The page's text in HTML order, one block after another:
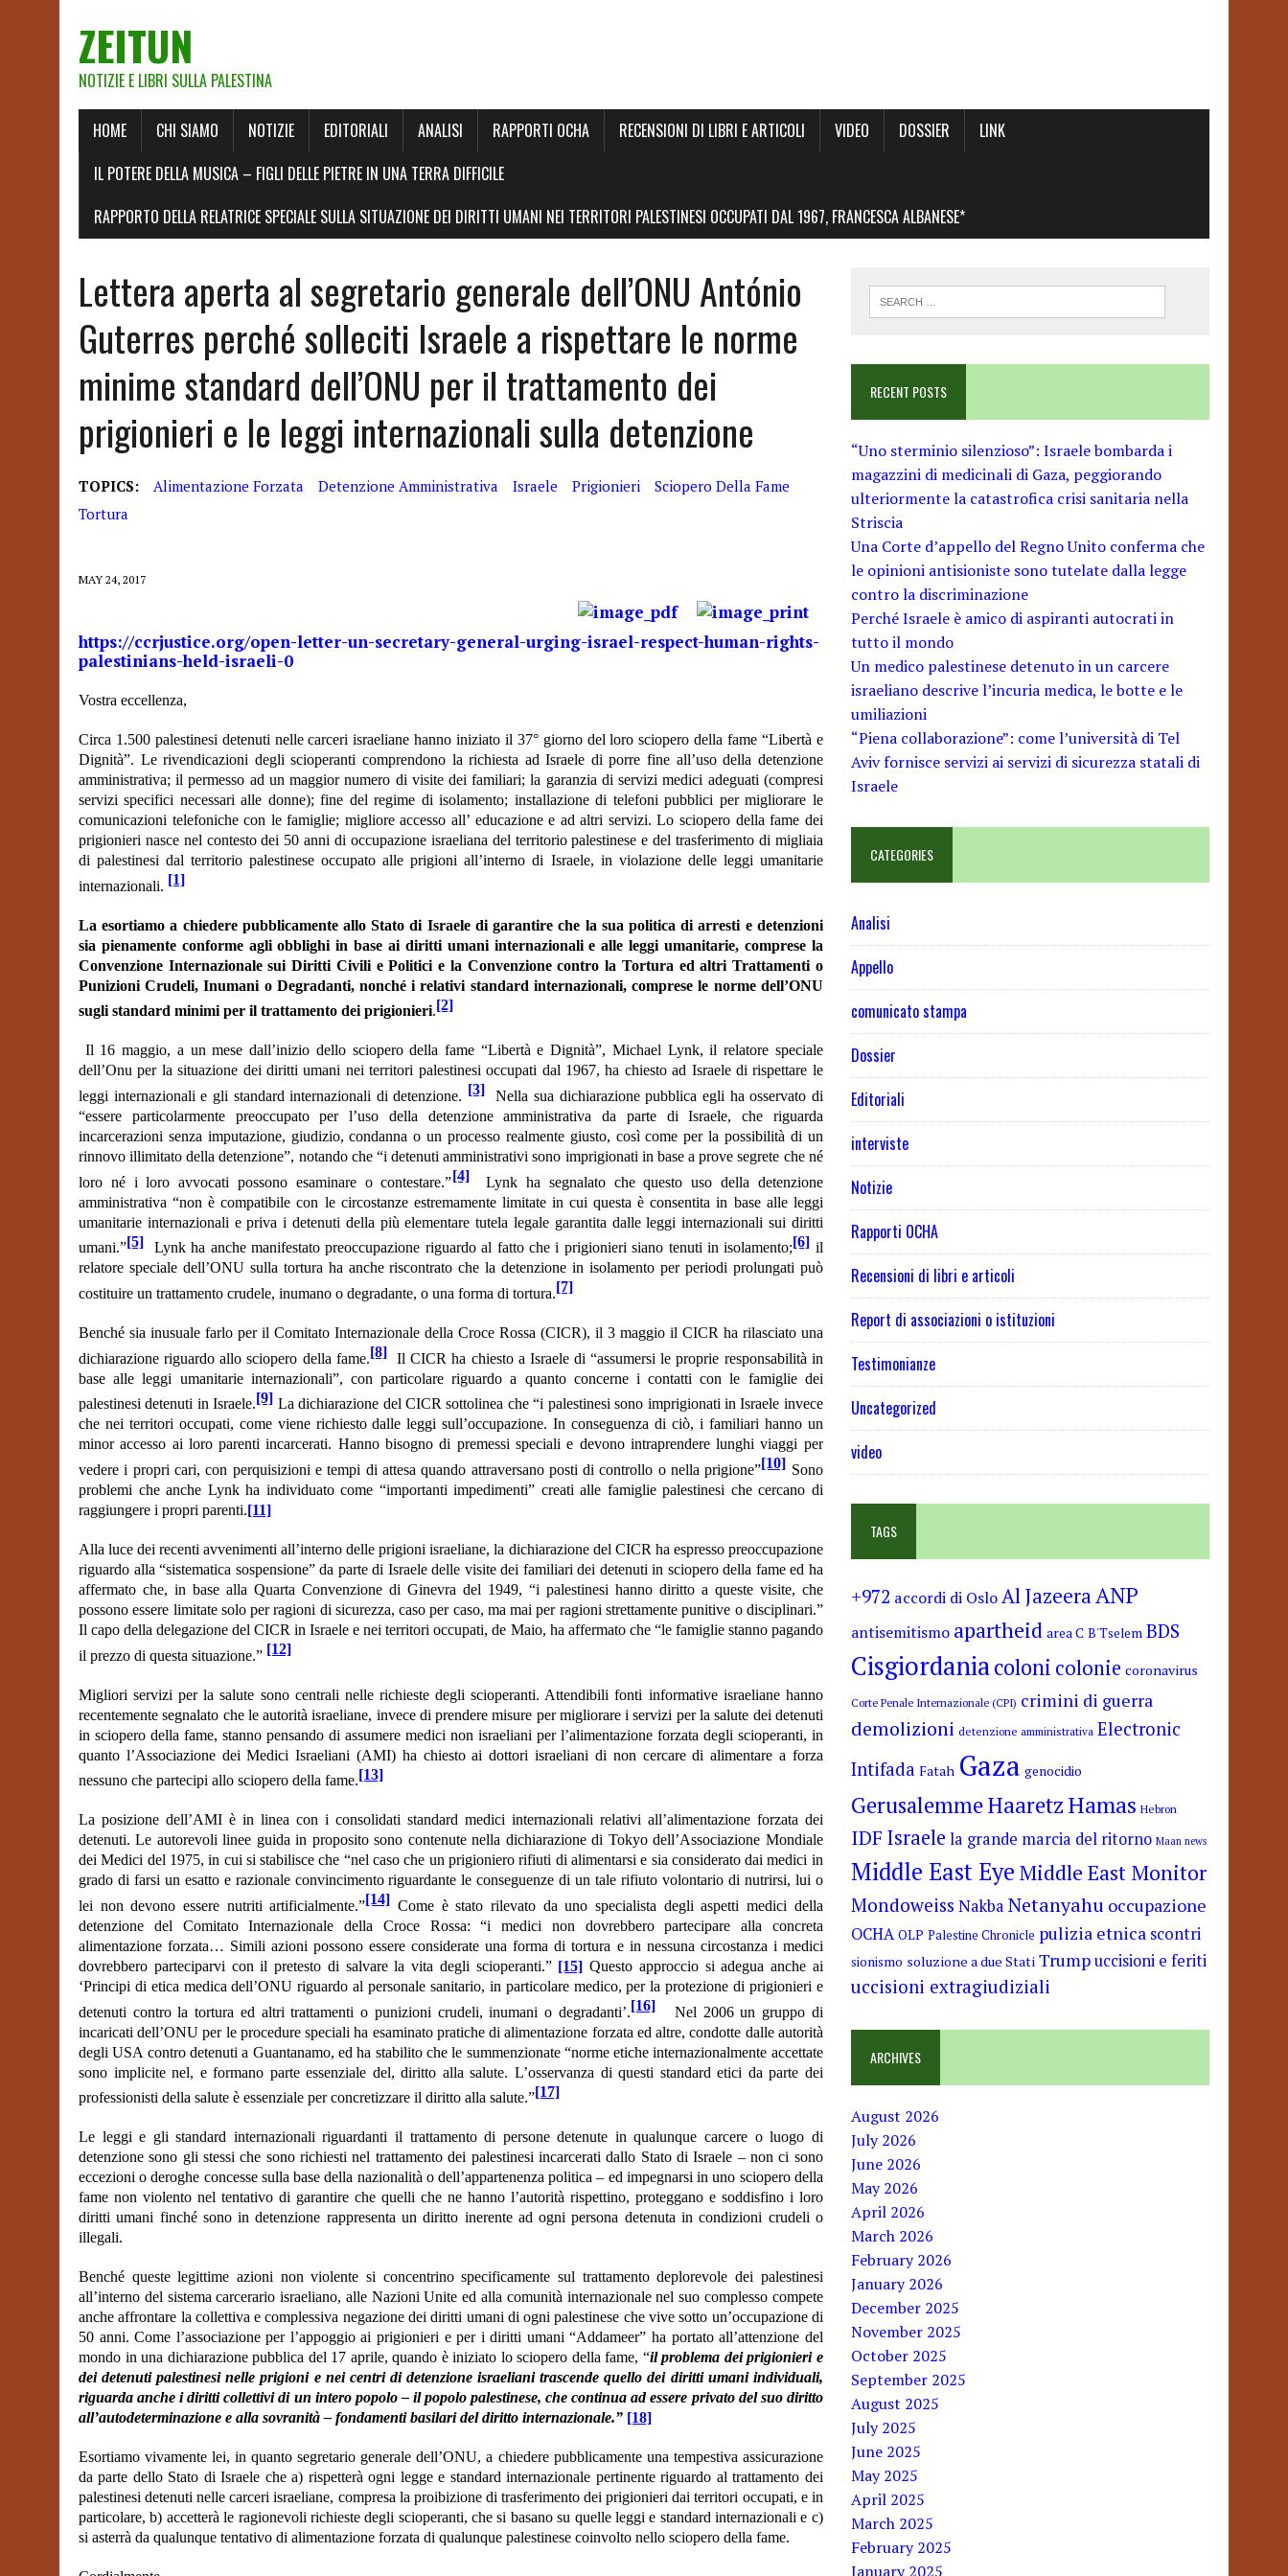
ZEITUN
NOTIZIE E LIBRI SULLA PALESTINA
HOME CHI SIAMO NOTIZIE EDITORIALI ANALISI RAPPORTI OCHA RECENSIONI DI LIBRI E ARTICOLI VIDEO DOSSIER
LINK
IL POTERE DELLA MUSICA – FIGLI DELLE PIETRE IN UNA TERRA DIFFICILE
RAPPORTO DELLA RELATRICE SPECIALE SULLA SITUAZIONE DEI DIRITTI UMANI NEI TERRITORI PALESTINESI OCCUPATI DAL 1967, FRANCESCA ALBANESE*
Lettera aperta al segretario generale dell’ONU António
Guterres perché solleciti Israele a rispettare le norme
minime standard dell’ONU per il trattamento dei
prigionieri e le leggi internazionali sulla detenzione
TOPICS: Alimentazione Forzata Detenzione Amministrativa Israele Prigionieri
Sciopero Della Fame
Tortura
MAY 24, 2017
https://ccrjustice.org/open-letter-un-secretary-general-urging-israel-respect-human-rights-
palestinians-held-israeli-0
Vostra eccellenza,
Circa 1.500 palestinesi detenuti nelle carceri israeliane hanno iniziato il 37° giorno del loro sciopero della fame “Libertà e
Dignità”. Le rivendicazioni degli scioperanti comprendono la richiesta ad Israele di porre fine all’uso della detenzione
amministrativa; il permesso ad un maggior numero di visite dei familiari; la garanzia di servizi medici adeguati (compresi
servizi specifici necessari alle donne); fine del regime di isolamento; installazione di telefoni pubblici per migliorare le
comunicazioni telefoniche con le famiglie; migliore accesso all’ educazione e ad altri servizi. Lo sciopero della fame dei
prigionieri nasce nel contesto dei 50 anni di occupazione israeliana del territorio palestinese e del trasferimento di migliaia
di palestinesi dal territorio palestinese occupato alle prigioni all’interno di Israele, in violazione delle leggi umanitarie
internazionali. [1]
La esortiamo a chiedere pubblicamente allo Stato di Israele di garantire che la sua politica di arresti e detenzioni
sia pienamente conforme agli obblighi in base ai diritti umani internazionali e alle leggi umanitarie, comprese la
Convenzione Internazionale sui Diritti Civili e Politici e la Convenzione contro la Tortura ed altri Trattamenti o
Punizioni Crudeli, Inumani o Degradanti, nonché i relativi standard internazionali, comprese le norme dell’ONU
sugli standard minimi per il trattamento dei prigionieri.[2]
Il 16 maggio, a un mese dall’inizio dello sciopero della fame “Libertà e Dignità”, Michael Lynk, il relatore speciale
dell’Onu per la situazione dei diritti umani nei territori palestinesi occupati dal 1967, ha chiesto ad Israele di rispettare le
leggi internazionali e gli standard internazionali di detenzione. [3] Nella sua dichiarazione pubblica egli ha osservato di
“essere particolarmente preoccupato per l’uso della detenzione amministrativa da parte di Israele, che riguarda
incarcerazioni senza imputazione, giudizio, condanna o un processo realmente giusto, così come per la possibilità di un
rinnovo illimitato della detenzione”, notando che “i detenuti amministrativi sono imprigionati in base a prove segrete che né
loro né i loro avvocati possono esaminare o contestare.”[4]Lynk ha segnalato che questo uso della detenzione
amministrativa “non è compatibile con le circostanze estremamente limitate in cui questa è consentita in base alle leggi
umanitarie internazionali e priva i detenuti della più elementare tutela legale garantita dalle leggi internazionali sui diritti
umani.”[5] Lynk ha anche manifestato preoccupazione riguardo al fatto che i prigionieri siano tenuti in isolamento;[6] il
relatore speciale dell’ONU sulla tortura ha anche riscontrato che la detenzione in isolamento per periodi prolungati può
costituire un trattamento crudele, inumano o degradante, o una forma di tortura.[7]
Benché sia inusuale farlo per il Comitato Internazionale della Croce Rossa (CICR), il 3 maggio il CICR ha rilasciato una
dichiarazione riguardo allo sciopero della fame.[8]Il CICR ha chiesto a Israele di “assumersi le proprie responsabilità in
base alle leggi umanitarie internazionali”, con particolare riguardo a quanto concerne i contatti con le famiglie dei
palestinesi detenuti in Israele.[9] La dichiarazione del CICR sottolinea che “i palestinesi sono imprigionati in Israele invece
che nei territori occupati, come viene richiesto dalle leggi sull’occupazione. In conseguenza di ciò, i familiari hanno un
minor accesso ai loro parenti incarcerati. Hanno bisogno di premessi speciali e devono intraprendere lunghi viaggi per
vedere i propri cari, con perquisizioni e tempi di attesa quando attraversano posti di controllo o nella prigione”[10] Sono
problemi che anche Lynk ha individuato come “importanti impedimenti” creati alle famiglie palestinesi che cercano di
raggiungere i propri parenti.[11]
Alla luce dei recenti avvenimenti all’interno delle prigioni israeliane, la dichiarazione del CICR ha espresso preoccupazione
riguardo alla “sistematica sospensione” da parte di Israele delle visite dei familiari dei detenuti in sciopero della fame ed ha
affermato che, in base alla Quarta Convenzione di Ginevra del 1949, “i palestinesi hanno diritto a queste visite, che
possono essere limitate solo per ragioni di sicurezza, caso per caso, ma mai per ragioni strettamente punitive o disciplinari.”
Il capo della delegazione del CICR in Israele e nei territori occupati, de Maio, ha affermato che “le famiglie stanno pagando
il prezzo di questa situazione.” [12]
Migliori servizi per la salute sono centrali nelle richieste degli scioperanti. Attendibili fonti informative israeliane hanno
recentemente segnalato che le autorità israeliane, invece di prendere misure per migliorare i servizi per la salute dei detenuti
in sciopero della fame, stanno pensando di assumere medici non israeliani per l’alimentazione forzata degli scioperanti, in
quanto l’Associazione dei Medici Israeliani (AMI) ha chiesto ai dottori israeliani di non cercare di alimentare a forza
nessuno che partecipi allo sciopero della fame.[13]
La posizione dell’AMI è in linea con i consolidati standard medici internazionali relativi all’alimentazione forzata dei
detenuti. Le autorevoli linee guida in proposito sono contenute nella dichiarazione di Tokyo dell’Associazione Mondiale
dei Medici del 1975, in cui si stabilisce che “nel caso che un prigioniero rifiuti di alimentarsi e sia considerato dai medici in
grado di farsi un esatto e razionale convincimento riguardante le conseguenze di un tale rifiuto volontario di nutrirsi, lui o
lei non devono essere nutriti artificialmente.”[14] Come è stato rilevato da uno specialista degli aspetti medici della
detenzione del Comitato Internazionale della Croce Rossa: “i medici non dovrebbero partecipare alla concreta
alimentazione forzata… Simili azioni possono essere considerate una forma di tortura e in nessuna circostanza i medici
dovrebbero parteciparvi con il pretesto di salvare la vita degli scioperanti.” [15] Questo approccio si adegua anche ai
‘Principi di etica medica dell’ONU riguardo al personale sanitario, in particolare medico, per la protezione di prigionieri e
detenuti contro la tortura ed altri trattamenti o punizioni crudeli, inumani o degradanti’.[16]Nel 2006 un gruppo di
incaricati dell’ONU per le procedure speciali ha esaminato pratiche di alimentazione forzata ed altre, condotte dalle autorità
degli USA contro detenuti a Guantanamo, ed ha stabilito che le summenzionate “norme etiche internazionalmente accettate
sono implicite nel, e formano parte essenziale del, diritto alla salute. L’osservanza di questi standard etici da parte dei
professionisti della salute è essenziale per concretizzare il diritto alla salute.”[17]
Le leggi e gli standard internazionali riguardanti il trattamento di persone detenute in qualunque carcere o luogo di
detenzione sono gli stessi che sono richiesti nel trattamento dei palestinesi incarcerati dallo Stato di Israele – non ci sono
eccezioni o deroghe concesse sulla base della nazionalità o dell’appartenenza politica – ed impegnarsi in uno sciopero della
fame non violento nel tentativo di garantire che quelli che ne hanno l’autorità rispettino, proteggano e soddisfino i loro
diritti umani finché sono in detenzione rappresenta un diritto inerente ad ogni persona detenuta in condizioni crudeli o
illegali.
Benché queste legittime azioni non violente si concentrino specificamente sul trattamento deplorevole dei palestinesi
all’interno del sistema carcerario israeliano, alle Nazioni Unite ed alla comunità internazionale nel suo complesso compete
anche affrontare la collettiva e complessiva negazione dei diritti umani di ogni palestinese che vive sotto un’occupazione di
50 anni. Come l’associazione per l’appoggio ai prigionieri e per i diritti umani “Addameer” ha portato all’attenzione del
mondo in una dichiarazione pubblica del 17 aprile, quando è iniziato lo sciopero della fame, “il problema dei prigionieri e
dei detenuti palestinesi nelle prigioni e nei centri di detenzione israeliani trascende quello dei diritti umani individuali,
riguarda anche i diritti collettivi di un intero popolo – il popolo palestinese, che continua ad essere privato del suo diritto
all’autodeterminazione e alla sovranità – fondamenti basilari del diritto internazionale.” [18]
Esortiamo vivamente lei, in quanto segretario generale dell’ONU, a chiedere pubblicamente una tempestiva assicurazione
da parte dello Stato di Israele che a) rispetterà ogni legge e standard internazionale pertinente riguardo al trattamento dei
palestinesi detenuti nelle carceri israeliane, compresa la proibizione di trasferimento dei prigionieri dai territori occupati, e in
particolare, b) accetterà le ragionevoli richieste degli scioperanti, che si basano su quelle leggi e standard internazionali e c)
si asterrà da qualunque tentativo di alimentazione forzata di qualunque palestinese coinvolto nello sciopero della fame.
RECENT POSTS
“Uno sterminio silenzioso”: Israele bombarda i
magazzini di medicinali di Gaza, peggiorando
ulteriormente la catastrofica crisi sanitaria nella
Striscia
Una Corte d’appello del Regno Unito conferma che
le opinioni antisioniste sono tutelate dalla legge
contro la discriminazione
Perché Israele è amico di aspiranti autocrati in
tutto il mondo
Un medico palestinese detenuto in un carcere
israeliano descrive l’incuria medica, le botte e le
umiliazioni
“Piena collaborazione”: come l’università di Tel
Aviv fornisce servizi ai servizi di sicurezza statali di
Israele
CATEGORIES
Analisi
Appello
comunicato stampa
Dossier
Editoriali
interviste
Notizie
Rapporti OCHA
Recensioni di libri e articoli
Report di associazioni o istituzioni
Testimonianze
Uncategorized
video
TAGS
+972 accordi di OsloAl JazeeraANP
antisemitismo apartheid area C B'Tselem BDS
Cisgiordaniacoloni colonie coronavirus
Corte Penale Internazionale (CPI) crimini di guerra
demolizioni detenzione amministrativa Electronic
Intifada Fatah Gaza genocidio
GerusalemmeHaaretzHamas Hebron
IDF Israele la grande marcia del ritorno Maan news
Middle East Eye Middle East Monitor
Mondoweiss Nakba Netanyahu occupazione
OCHA OLP Palestine Chronicle pulizia etnica scontri
sionismo soluzione a due Stati Trumpuccisioni e feriti
uccisioni extragiudiziali
ARCHIVES
August 2026
July 2026
June 2026
May 2026
April 2026
March 2026
February 2026
January 2026
December 2025
November 2025
October 2025
September 2025
August 2025
July 2025
June 2025
May 2025
April 2025
March 2025
February 2025
January 2025